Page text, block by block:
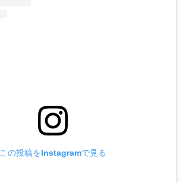
この投稿をInstagramで見る